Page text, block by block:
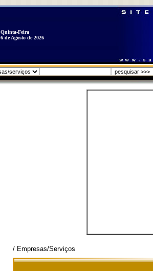
Quinta-Feira
6 de Agosto de 2026
/ Empresas/Serviços